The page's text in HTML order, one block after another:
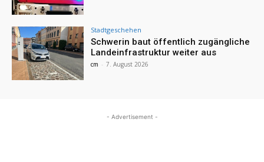
Stadtgeschehen
Schwerin baut öffentlich zugängliche
Landeinfrastruktur weiter aus
cm - 7. August 2026
- Advertisement -